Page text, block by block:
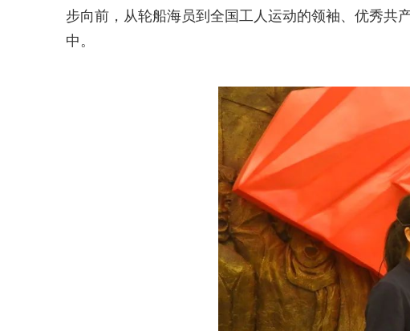
步向前，从轮船海员到全国工人运动的领袖、优秀共
中。